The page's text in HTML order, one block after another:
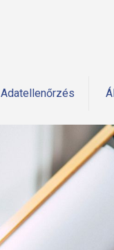
Adatellenőrzés